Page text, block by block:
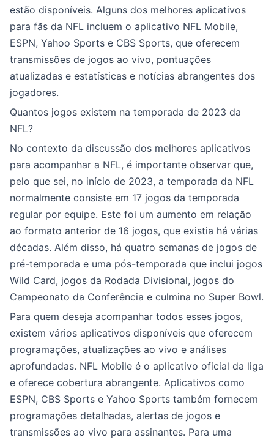
estão disponíveis. Alguns dos melhores aplicativos
para fãs da NFL incluem o aplicativo NFL Mobile,
ESPN, Yahoo Sports e CBS Sports, que oferecem
transmissões de jogos ao vivo, pontuações
atualizadas e estatísticas e notícias abrangentes dos
jogadores.
Quantos jogos existem na temporada de 2023 da
NFL?
No contexto da discussão dos melhores aplicativos
para acompanhar a NFL, é importante observar que,
pelo que sei, no início de 2023, a temporada da NFL
normalmente consiste em 17 jogos da temporada
regular por equipe. Este foi um aumento em relação
ao formato anterior de 16 jogos, que existia há várias
décadas. Além disso, há quatro semanas de jogos de
pré-temporada e uma pós-temporada que inclui jogos
Wild Card, jogos da Rodada Divisional, jogos do
Campeonato da Conferência e culmina no Super Bowl.
Para quem deseja acompanhar todos esses jogos,
existem vários aplicativos disponíveis que oferecem
programações, atualizações ao vivo e análises
aprofundadas. NFL Mobile é o aplicativo oficial da liga
e oferece cobertura abrangente. Aplicativos como
ESPN, CBS Sports e Yahoo Sports também fornecem
programações detalhadas, alertas de jogos e
transmissões ao vivo para assinantes. Para uma